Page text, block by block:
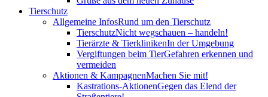
Tierschutz
Allgemeine InfosRund um den Tierschutz
TierschutzNicht wegschauen – handeln!
Tierärzte & TierklinikenIn der Umgebung
Vergiftungen beim TierGefahren erkennen und
vermeiden
Aktionen & KampagnenMachen Sie mit!
Kastrations-AktionenGegen das Elend der